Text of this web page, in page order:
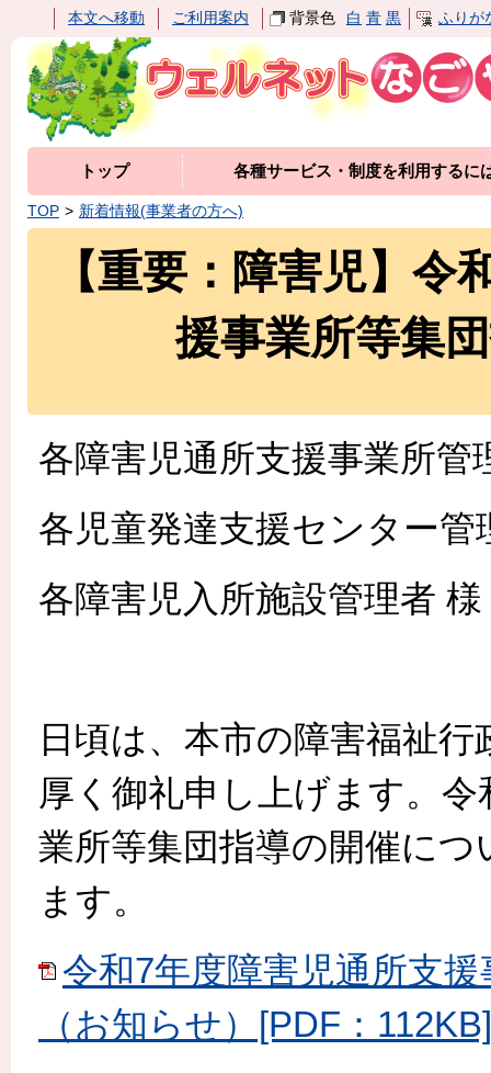
本文へ移動 ご利用案内 背景色 白 青 黒 ふりが
トップ 各種サービス・制度を利用するに
TOP 新着情報(事業者の方へ)
【重要：障害児】令
援事業所等集
各障害児通所支援事業所管
各児童発達支援センター管
各障害児入所施設管理者 様
日頃は、本市の障害福祉
厚く御礼申し上げます。
業所等集団指導の開催に
ます。
令和7年度障害児通所支
（お知らせ）[PDF：112KB]